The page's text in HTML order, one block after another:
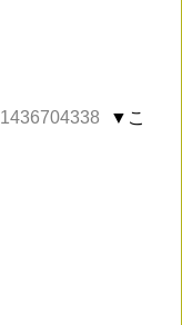
▼こ